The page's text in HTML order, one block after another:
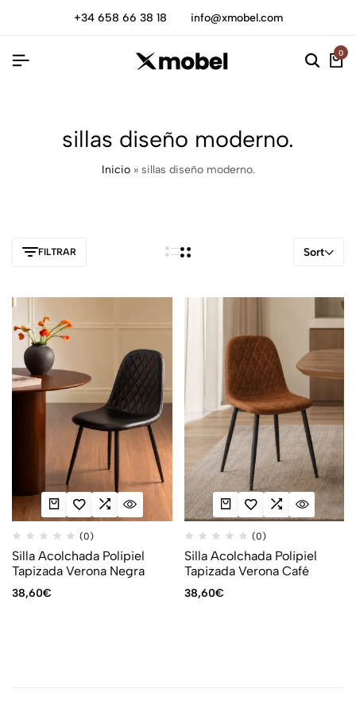
+34 658 66 38 18 info@xmobel.com
0
sillas diseño moderno.
Inicio» sillas diseño moderno.
FILTRAR Sort
(0)
Silla Acolchada Polipiel
Tapizada Verona Negra
38,60€
(0)
Silla Acolchada Polipiel
Tapizada Verona Café
38,60€